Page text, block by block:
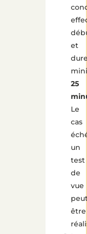
et
25
Le
cas
un
test
de
vue
être